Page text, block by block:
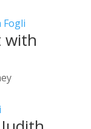
with